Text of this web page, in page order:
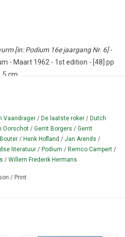
[in: Podium 16e jaargang Nr. 6]-
- Maart 1962 - 1st edition - [48] pp
cm.
and poems edited by G.
Kouwenaar, among others.
Hein de Bouter.
by Cornelis Bastiaan Vaandrager
Jan Arends ('Gedichten'); Gust Gils
Remco Campert ('Uit een
until 1991 in 'De laatste roker'.
Vaandrager / De laatste roker / Dutch
Oorschot / Gerrit Borgers / Gerrit
/ Henk Hofland / Jan Arends /
literatuur / Podium / Remco Campert /
/ Willem Frederik Hermans
/ Print